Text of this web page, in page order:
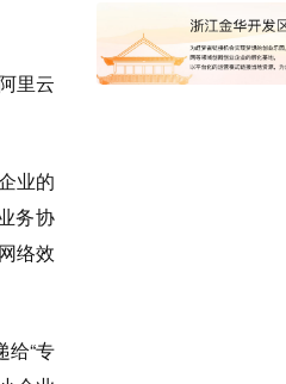
阿里云
业的
务协
络效
给“专